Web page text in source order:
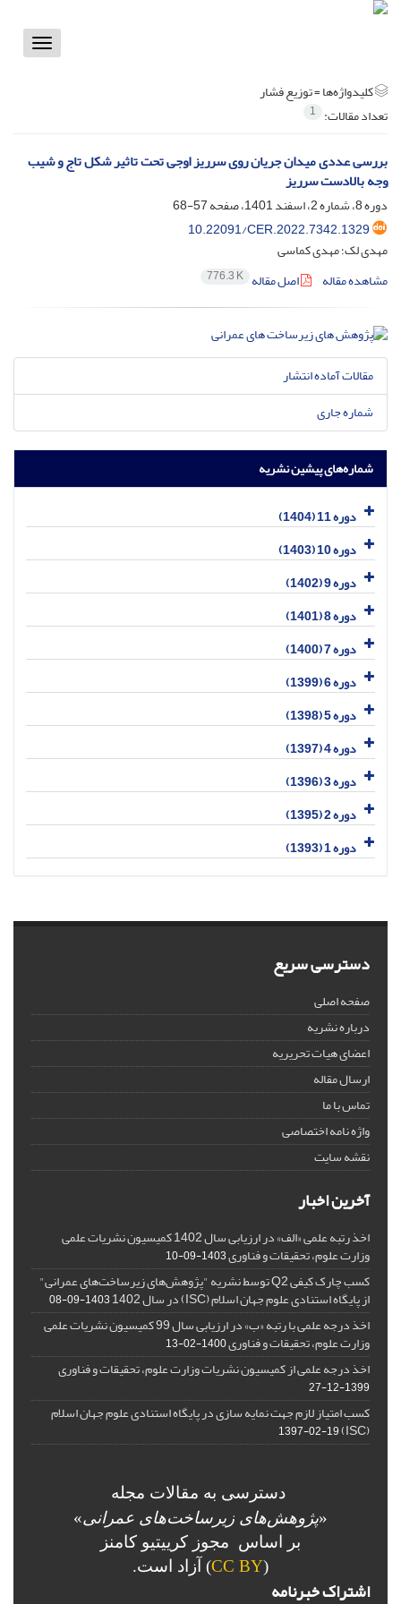
Toggle
کلیدواژه‌ها =توزیع فشار
تعداد مقالات: 1
بررسی عددی میدان جریان روی سرریز اوجی تحت تاثیر شکل تاج و شیب
وجه بالادست سرریز
دوره 8، شماره 2، اسفند 1401، صفحه
57-68
10.22091/CER.2022.7342.1329
مهدی لک؛ مهدی کماسی
مشاهده مقاله
اصل مقاله 776.3 K
مقالات آماده انتشار
شماره جاری
شماره‌های پیشین نشریه
دوره 11 (1404)
دوره 10 (1403)
دوره 9 (1402)
دوره 8 (1401)
دوره 7 (1400)
دوره 6 (1399)
دوره 5 (1398)
دوره 4 (1397)
دوره 3 (1396)
دوره 2 (1395)
دوره 1 (1393)
دسترسی سریع
صفحه اصلی
درباره نشریه
اعضای هیات تحریریه
ارسال مقاله
تماس با ما
واژه نامه اختصاصی
نقشه سایت
آخرین اخبار
اخذ رتبه علمی «الف» در ارزیابی سال 1402 کمیسیون نشریات علمی
وزارت علوم، تحقیقات و فناوری1403-09-10
کسب چارک کیفی Q2 توسط نشریه "پژوهش‌های زیرساخت‌های عمرانی"
از پایگاه استنادی علوم جهان اسلام (ISC) در سال 1402 1403-09-08
اخذ درجه علمی با رتبه «ب» در ارزیابی سال 99 کمیسیون نشریات علمی
وزارت علوم، تحقیقات و فناوری1400-02-13
اخذ درجه علمی از کمیسیون نشریات وزارت علوم، تحقیقات و فناوری
1399-12-27
کسب امتیاز لازم جهت نمایه سازی در پایگاه استنادی علوم جهان اسلام
(ISC)
1397-02-19
دسترسی به مقالات مجله
«پژوهش‌های زیرساخت‌های عمرانی»
بر اساس مجوز کرییتیو کامنز
(
CC BY) آزاد است.
اشتراک خبرنامه